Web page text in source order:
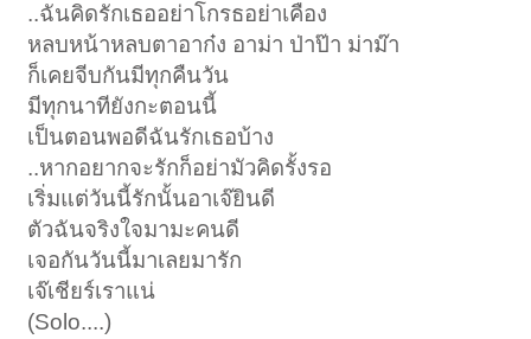
..ฉันคิดรักเธออย่าโกรธอย่าเคือง
หลบหน้าหลบตาอาก๋ง อาม่า ป่าป๊า ม่าม๊า
ก็เคยจีบกันมีทุกคืนวัน
มีทุกนาทียังกะตอนนี้
เป็นตอนพอดีฉันรักเธอบ้าง
..หากอยากจะรักก็อย่ามัวคิดรั้งรอ
เริ่มแต่วันนี้รักนั้นอาเจ๊ยินดี
ตัวฉันจริงใจมามะคนดี
เจอกันวันนี้มาเลยมารัก
เจ๊เชียร์เราแน่
(Solo....)